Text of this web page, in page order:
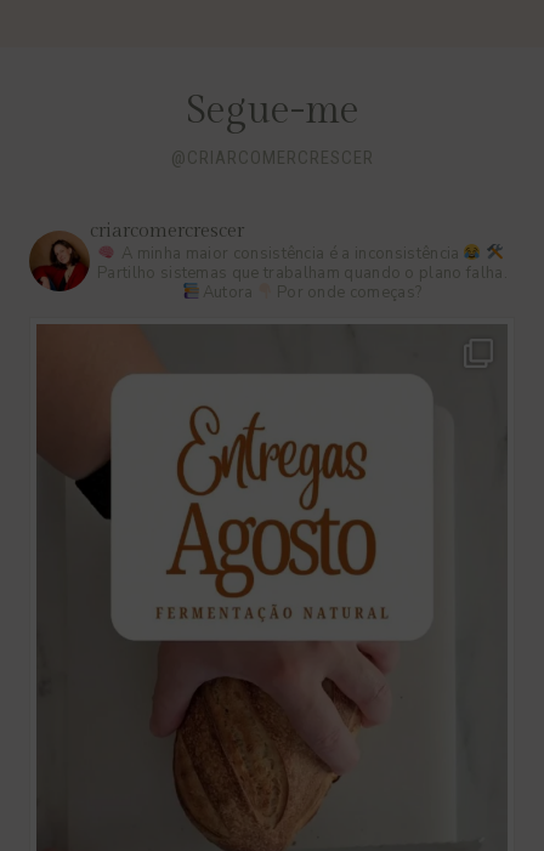
Segue-me
@CRIARCOMERCRESCER
criarcomercrescer
A minha maior consistência é a inconsistência
Partilho sistemas que trabalham quando o plano falha.
Autora
Por onde começas?